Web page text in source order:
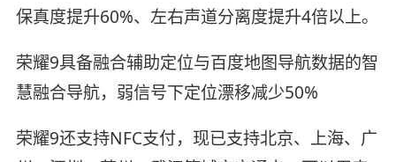
保真度提升60%、左右声道分离度提升4倍以上。
荣耀9具备融合辅助定位与百度地图导航数据的智
慧融合导航，弱信号下定位漂移减少50%
荣耀9还支持NFC支付，现已支持北京、上海、广